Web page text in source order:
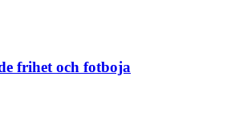
frihet och fotboja